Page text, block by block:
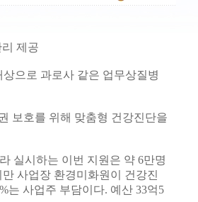
제공
으로 과로사 같은 업무상질병
보호를 위해 맞춤형 건강진단을
실시하는 이번 지원은 약 6만명
사업장 환경미화원이 건강진
는 사업주 부담이다. 예산 33억5